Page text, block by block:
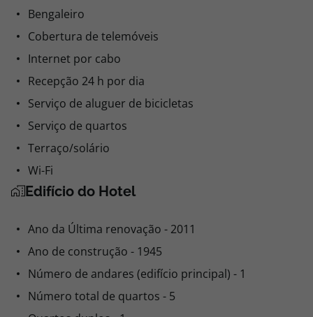
Bengaleiro
Cobertura de telemóveis
Internet por cabo
Recepção 24 h por dia
Serviço de aluguer de bicicletas
Serviço de quartos
Terraço/solário
Wi-Fi
Edifício do Hotel
Ano da Última renovação - 2011
Ano de construção - 1945
Número de andares (edifício principal) - 1
Número total de quartos - 5